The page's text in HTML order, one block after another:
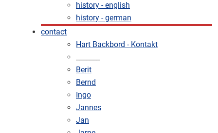
history - english
history - german
contact
Hart Backbord - Kontakt
Berit
Bernd
Ingo
Jannes
Jan